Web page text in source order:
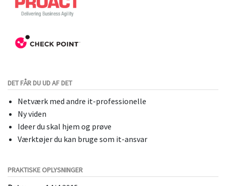
DET FÅR DU UD AF DET
Netværk med andre it-professionelle
Ny viden
Ideer du skal hjem og prøve
Værktøjer du kan bruge som it-ansvar
PRAKTISKE OPLYSNINGER